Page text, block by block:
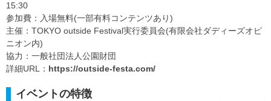
15:30
参加費：入場無料(一部有料コンテンツあり)
主催：TOKYO outside Festival実行委員会(有限会社ダディーズオピ
ニオン内)
協力：一般社団法人公園財団
詳細URL： https://outside-festa.com/
イベントの特徴